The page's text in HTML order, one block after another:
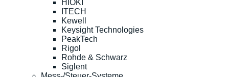
HIOKI
ITECH
Kewell
Keysight Technologies
PeakTech
Rigol
Rohde & Schwarz
Siglent